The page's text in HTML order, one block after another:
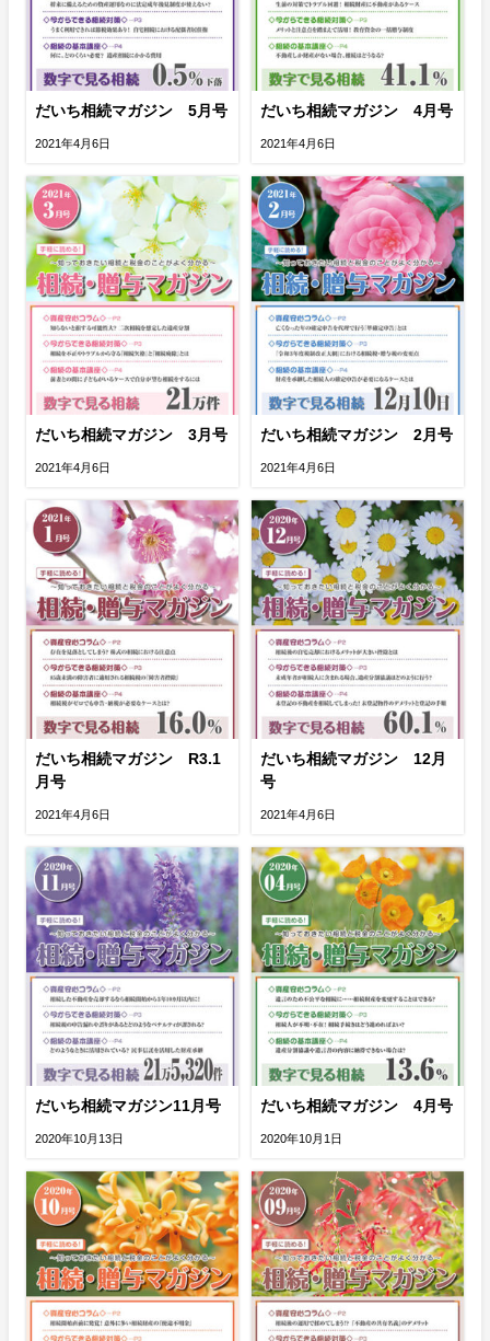
だいち相続マガジン 5月号
2021年4月6日
だいち相続マガジン 4月号
2021年4月6日
だいち相続マガジン 3月号
2021年4月6日
だいち相続マガジン 2月号
2021年4月6日
だいち相続マガジン R3.1
月号
2021年4月6日
だいち相続マガジン 12月
号
2021年4月6日
だいち相続マガジン11月号
2020年10月13日
だいち相続マガジン 4月号
2020年10月1日